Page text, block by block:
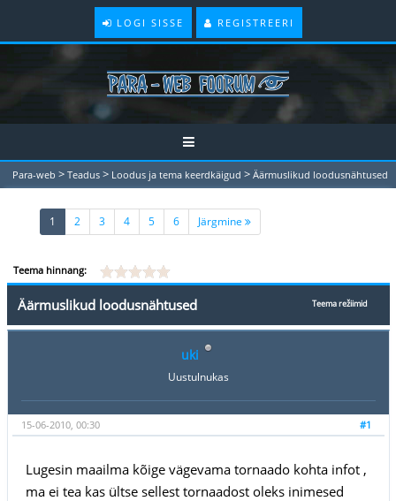
LOGI SISSE REGISTREERI
Para-web > Teadus > Loodus ja tema keerdkäigud > Äärmuslikud loodusnähtused
1 (current)
2 3 4 5 6 Järgmine
Teema hinnang:
Teema režiimid
Äärmuslikud loodusnähtused
uki
Uustulnukas
#1
15-06-2010, 00:30
Lugesin maailma kõige vägevama tornaado kohta infot ,
ma ei tea kas ültse sellest tornaadost oleks inimesed